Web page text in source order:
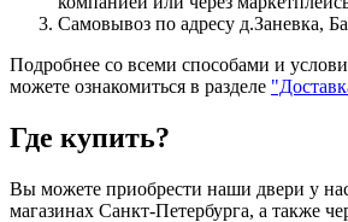
Самовывоз по адресу д.Заневка,
Подробнее со всеми способами и
можете ознакомиться в разделе
Где купить?
Вы можете приобрести наши двери у
магазинах Санкт-Петербурга, а также